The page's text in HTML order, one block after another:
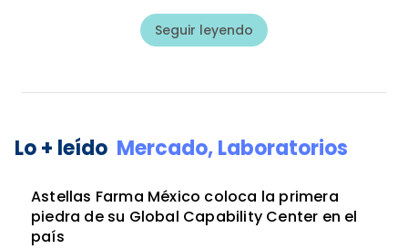
Seguir leyendo
Lo + leído Mercado,Laboratorios
Astellas Farma México coloca la primera
piedra de su Global Capability Center en el
país